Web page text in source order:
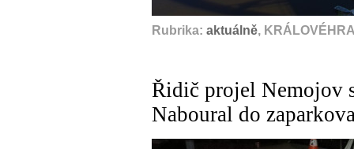
Rubrika: aktuálně,
Řidič projel Nemojov
Naboural do